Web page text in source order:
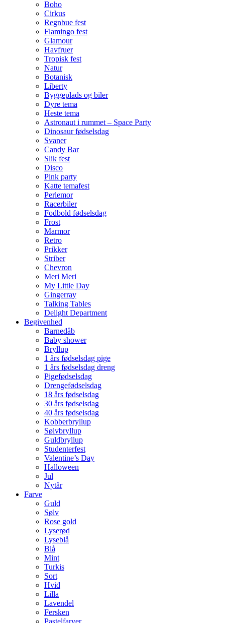
Boho
Cirkus
Regnbue fest
Flamingo fest
Glamour
Havfruer
Tropisk fest
Natur
Botanisk
Liberty
Byggeplads og biler
Dyre tema
Heste tema
Astronaut i rummet – Space Party
Dinosaur fødselsdag
Svaner
Candy Bar
Slik fest
Disco
Pink party
Katte temafest
Perlemor
Racerbiler
Fodbold fødselsdag
Frost
Marmor
Retro
Prikker
Striber
Chevron
Meri Meri
My Little Day
Gingerray
Talking Tables
Delight Department
Begivenhed
Barnedåb
Baby shower
Bryllup
1 års fødselsdag pige
1 års fødselsdag dreng
Pigefødselsdag
Drengefødselsdag
18 års fødselsdag
30 års fødselsdag
40 års fødselsdag
Kobberbryllup
Sølvbryllup
Guldbryllup
Studenterfest
Valentine’s Day
Halloween
Jul
Nytår
Farve
Guld
Sølv
Rose gold
Lyserød
Lyseblå
Blå
Mint
Turkis
Sort
Hvid
Lilla
Lavendel
Fersken